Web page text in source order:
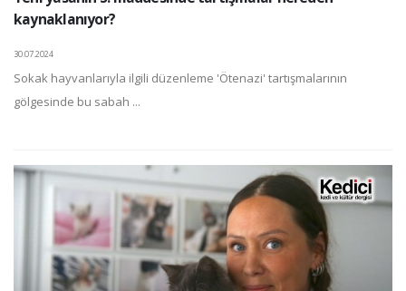
kaynaklanıyor?
30.07.2024
Sokak hayvanlarıyla ilgili düzenleme 'Ötenazi' tartışmalarının
gölgesinde bu sabah ...